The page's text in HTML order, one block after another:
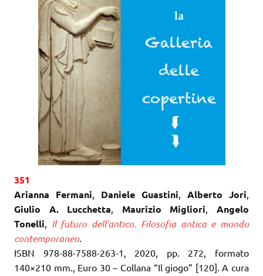
351
Arianna Fermani
Daniele Guastini Alberto Jori
Giulio A. Lucchetta Maurizio Migliori
Angelo
Tonelli
Il futuro dell’antico. Filosofia antica e mondo
contemporaneo.
ISBN 978-88-7588-263-1, 2020, pp. 272, formato
140×210 mm., Euro 30 – Collana “Il giogo” [120]. A cura